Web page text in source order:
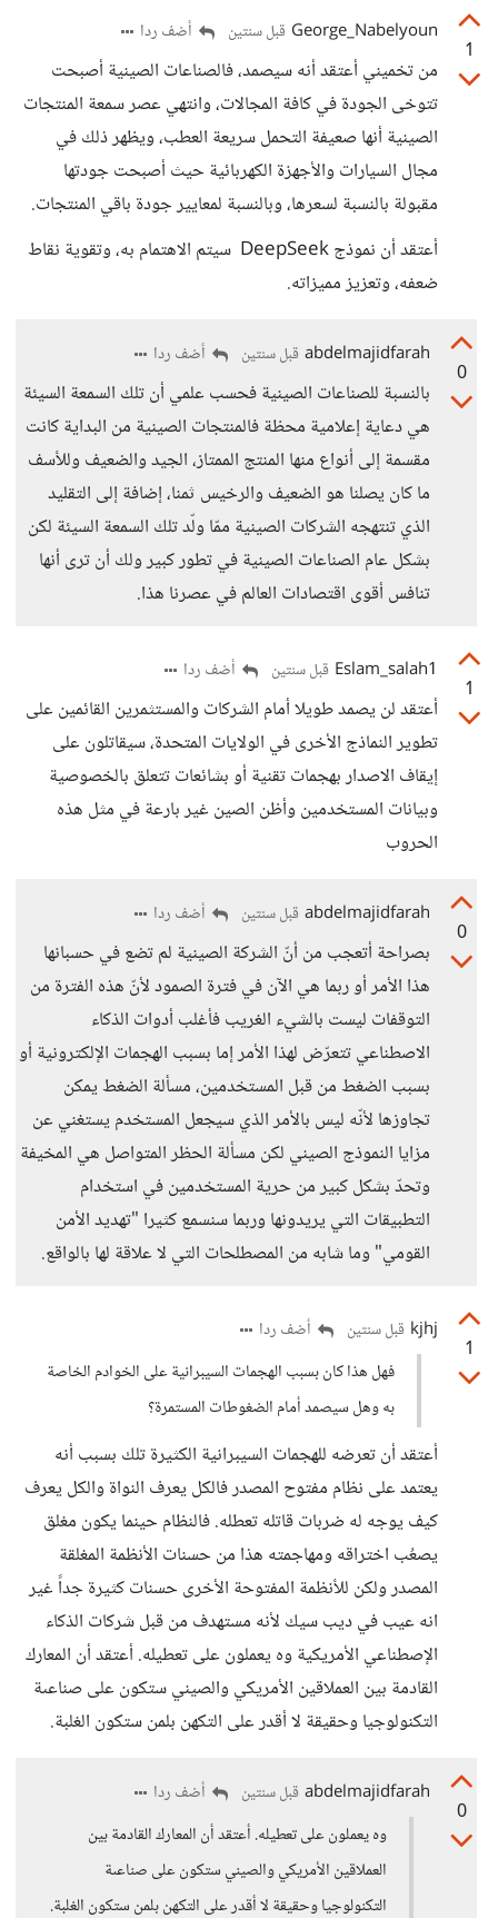
1
George_Nabelyoun قبل سنتين أضف ردا
من تخميني أعتقد أنه سيصمد، فالصناعات الصينية أصبحت
تتوخى الجودة في كافة المجالات، وانتهي عصر سمعة المنتجات
الصينية أنها صعيفة التحمل سريعة العطب، ويظهر ذلك في
مجال السيارات والأجهزة الكهربائية حيث أصبحت جودتها
مقبولة بالنسبة لسعرها، وبالنسبة لمعايير جودة باقي المنتجات.
أعتقد أن نموذج DeepSeek سيتم الاهتمام به، وتقوية نقاط
ضعفه، وتعزيز مميزاته.
0
abdelmajidfarah قبل سنتين أضف ردا
بالنسبة للصناعات الصينية فحسب علمي أن تلك السمعة السيئة
هي دعاية إعلامية محظة فالمنتجات الصينية من البداية كانت
مقسمة إلى أنواع منها المنتج الممتاز، الجيد والضعيف وللأسف
ما كان يصلنا هو الضعيف والرخيس ثمنا، إضافة إلى التقليد
الذي تنتهجه الشركات الصينية ممّا ولّد تلك السمعة السيئة لكن
بشكل عام الصناعات الصينية في تطور كبير ولك أن ترى أنها
تنافس أقوى اقتصادات العالم في عصرنا هذا.
1
Eslam_salah1 قبل سنتين أضف ردا
أعتقد لن يصمد طويلا أمام الشركات والمستثمرين القائمين على
تطوير النماذج الأخرى في الولايات المتحدة، سيقاتلون على
إيقاف الاصدار بهجمات تقنية أو بشائعات تتعلق بالخصوصية
وبيانات المستخدمين وأظن الصين غير بارعة في مثل هذه
الحروب
0
abdelmajidfarah قبل سنتين أضف ردا
بصراحة أتعجب من أنّ الشركة الصينية لم تضع في حسبانها
هذا الأمر أو ربما هي الآن في فترة الصمود لأنّ هذه الفترة من
التوقفات ليست بالشيء الغريب فأغلب أدوات الذكاء
الاصطناعي تتعرّض لهذا الأمر إما بسبب الهجمات الإلكترونية أو
بسبب الضغط من قبل المستخدمين، مسألة الضغط يمكن
تجاوزها لأنّه ليس بالأمر الذي سيجعل المستخدم يستغني عن
مزايا النموذج الصيني لكن مسألة الحظر المتواصل هي المخيفة
وتحدّ بشكل كبير من حرية المستخدمين في استخدام
التطبيقات التي يريدونها وربما سنسمع كثيرا "تهديد الأمن
القومي" وما شابه من المصطلحات التي لا علاقة لها بالواقع.
1
kjhj قبل سنتين
أضف ردا
فهل هذا كان بسبب الهجمات السيبرانية على الخوادم الخاصة
به وهل سيصمد أمام الضغوطات المستمرة؟
أعتقد أن تعرضه للهجمات السيبرانية الكثيرة تلك بسبب أنه
يعتمد على نظام مفتوح المصدر فالكل يعرف النواة والكل يعرف
كيف يوجه له ضربات قاتله تعطله. فالنظام حينما يكون مغلق
يصعُب اختراقه ومهاجمته هذا من حسنات الأنظمة المغلقة
المصدر ولكن للأنظمة المفتوحة الأخرى حسنات كثيرة جداً غير
انه عيب في ديب سيك لأنه مستهدف من قبل شركات الذكاء
الإصطناعي الأمريكية وه يعملون على تعطيله. أعتقد أن المعارك
القادمة بين العملاقين الأمريكي والصيني ستكون على صناعىة
التكنولوجيا وحقيقة لا أقدر على التكهن بلمن ستكون الغلبة.
0
abdelmajidfarah قبل سنتين
أضف ردا
وه يعملون على تعطيله. أعتقد أن المعارك القادمة بين
العملاقين الأمريكي والصيني ستكون على صناعىة
التكنولوجيا وحقيقة لا أقدر على التكهن بلمن ستكون الغلبة.